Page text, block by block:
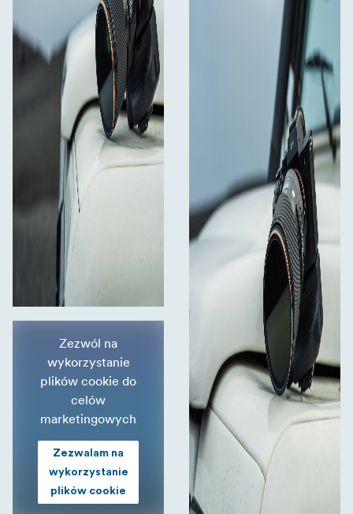
Zezwól na
wykorzystanie
plików cookie do
celów
marketingowych
Zezwalam na
wykorzystanie
plików cookie